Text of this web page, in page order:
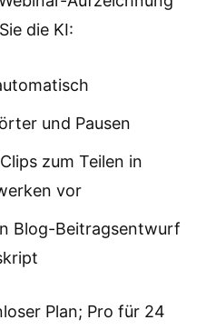
die KI:
und Pausen
zum Teilen in
vor
Blog-Beitragsentwurf
Plan; Pro für 24